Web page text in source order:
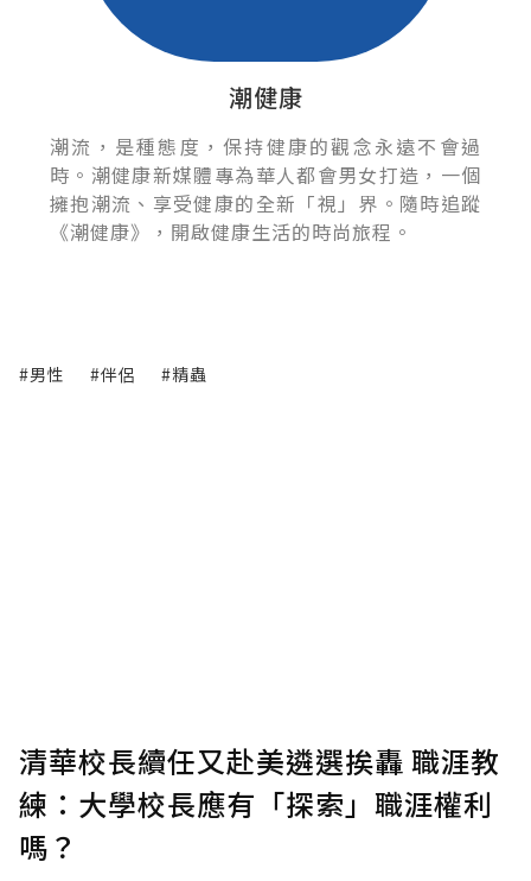
潮健康
潮流，是種態度，保持健康的觀念永遠不會過
時。潮健康新媒體專為華人都會男女打造，一個
擁抱潮流、享受健康的全新「視」界。隨時追蹤
《潮健康》，開啟健康生活的時尚旅程。
#男性 #伴侶 #精蟲
清華校長續任又赴美遴選挨轟 職涯教
練：大學校長應有「探索」職涯權利
嗎？